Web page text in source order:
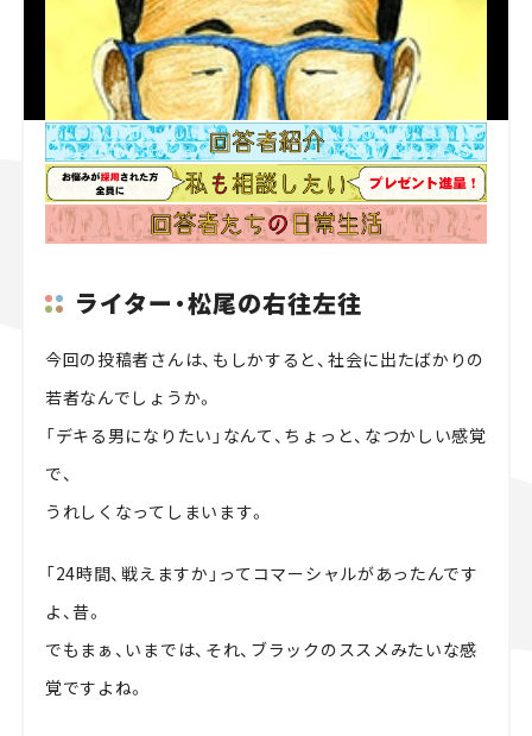
ライター・松尾の右往左往
今回の投稿者さんは、もしかすると、社会に出たばかりの
若者なんでしょうか。
「デキる男になりたい」なんて、ちょっと、なつかしい感覚
で、
うれしくなってしまいます。
「24時間、戦えますか」ってコマーシャルがあったんです
よ、昔。
でもまぁ、いまでは、それ、ブラックのススメみたいな感
覚ですよね。